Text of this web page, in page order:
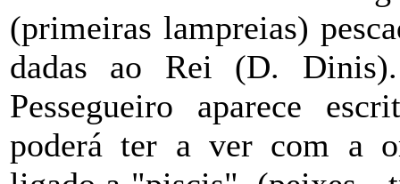
(primeiras lampreias)
dadas ao Rei (D.
Pessegueiro aparece
poderá ter a ver com a